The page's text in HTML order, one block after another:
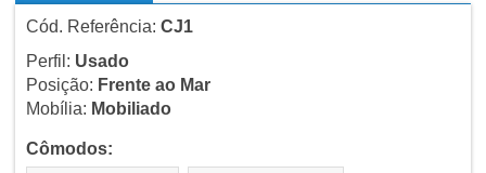
Cód. Referência: CJ1
Perfil: Usado
Posição: Frente ao Mar
Mobília: Mobiliado
Cômodos: